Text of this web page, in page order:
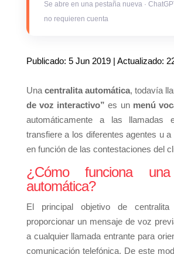
Se abre en una pestaña nueva ·
no requieren cuenta
Publicado: 5 Jun 2019 | Actualizado:
Una centralita automática, todavía
de voz interactivo” es un menú
automáticamente a las llamadas
transfiere a los diferentes agentes u
en función de las contestaciones del
¿Cómo funciona una
automática?
El principal objetivo de centralita
proporcionar un mensaje de voz
a cualquier llamada entrante para
comunicación telefónica. De este